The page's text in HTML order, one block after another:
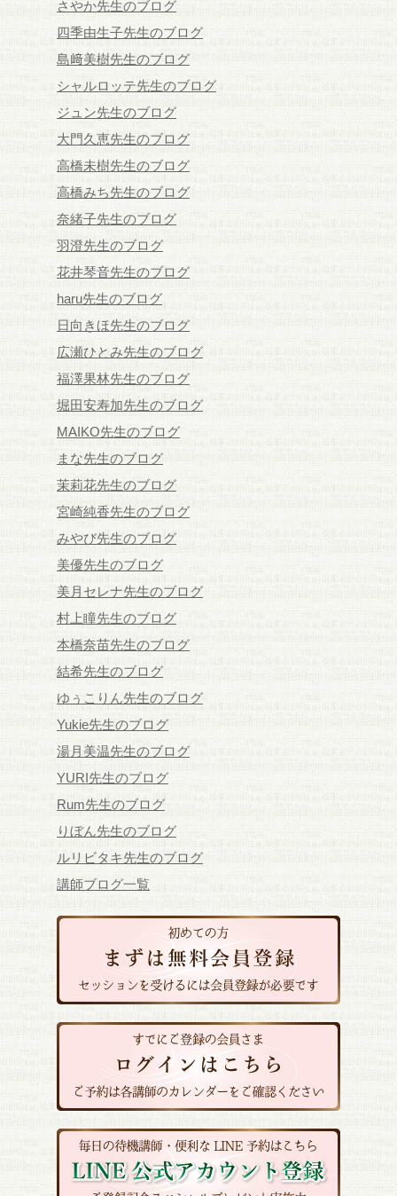
さやか先生のブログ
四季由生子先生のブログ
島﨑美樹先生のブログ
シャルロッテ先生のブログ
ジュン先生のブログ
大門久恵先生のブログ
高橋未樹先生のブログ
高橋みち先生のブログ
奈緒子先生のブログ
羽澄先生のブログ
花井琴音先生のブログ
haru先生のブログ
日向きほ先生のブログ
広瀬ひとみ先生のブログ
福澤果林先生のブログ
堀田安寿加先生のブログ
MAIKO先生のブログ
まな先生のブログ
茉莉花先生のブログ
宮崎純香先生のブログ
みやび先生のブログ
美優先生のブログ
美月セレナ先生のブログ
村上瞳先生のブログ
本橋奈苗先生のブログ
結希先生のブログ
ゆぅこりん先生のブログ
Yukie先生のブログ
湯月美温先生のブログ
YURI先生のブログ
Rum先生のブログ
りぼん先生のブログ
ルリビタキ先生のブログ
講師ブログ一覧